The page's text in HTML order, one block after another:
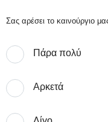
Σας αρέσει το καινούργιο
Πάρα πολύ
Αρκετά